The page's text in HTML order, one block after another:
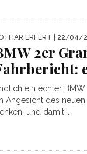
ERFERT | 22/04/
2er
ein echter
Angesicht des
und damit...